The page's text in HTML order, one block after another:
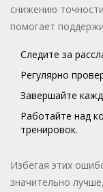
снижению
помогает
Следите за
Регулярно
Завершайте
Работайте над
тренировок.
Избегая этих
значительно